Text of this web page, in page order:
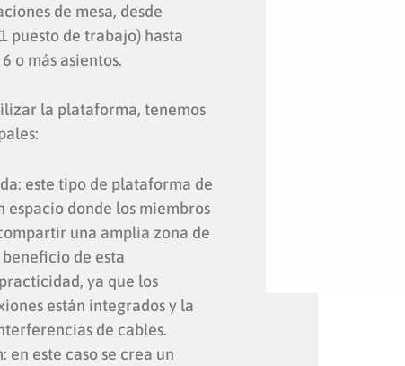
de mesa, desde
puesto de trabajo) hasta
o más asientos.
la plataforma, tenemos
este tipo de plataforma de
espacio donde los miembros
una amplia zona de
de esta
ya que los
están integrados y la
de cables.
en este caso se crea un